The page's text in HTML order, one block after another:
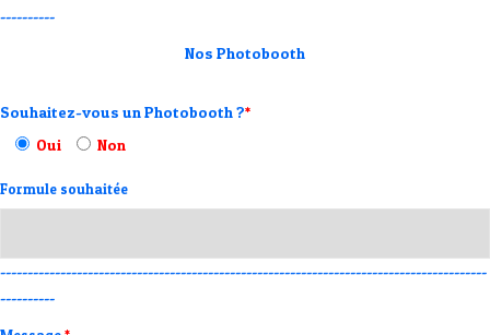
----------
Nos Photobooth
Souhaitez-vous un Photobooth ?*
Oui
Non
Formule souhaitée
-----------------------------------------------------------------------------------------
----------